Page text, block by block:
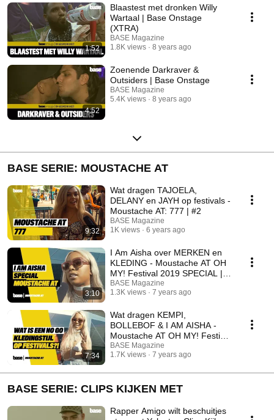
1:52
Blaastest met dronken Willy
Wartaal | Base Onstage
(XTRA)
BASE Magazine
1.8K views
8 years ago
4:52
Zoenende Darkraver &
Outsiders | Base Onstage
BASE Magazine
5.4K views
8 years ago
BASE SERIE: MOUSTACHE AT
9:32
Wat dragen TAJOELA,
DELANY en JAYH op festivals -
Moustache AT: 777 | #2
BASE Magazine
1K views
6 years ago
3:10
I Am Aisha over MERKEN en
KLEDING - Moustache AT OH
MY! Festival 2019 SPECIAL |
#1 | Basemag.nl
BASE Magazine
1.3K views
7 years ago
7:34
Wat dragen KEMPI,
BOLLEBOF & I AM AISHA -
Moustache AT OH MY! Festival
2019 | #1
BASE Magazine
1.7K views
7 years ago
BASE SERIE: CLIPS KIJKEN MET
Rapper Amigo wilt beschuitjes